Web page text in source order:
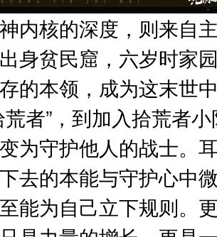
内核的深度，则来自
身贫民窟，六岁时家
的本领，成为这末世
荒者”，到加入拾荒者
为守护他人的战士。
去的本能与守护心中
能为自己立下规则。